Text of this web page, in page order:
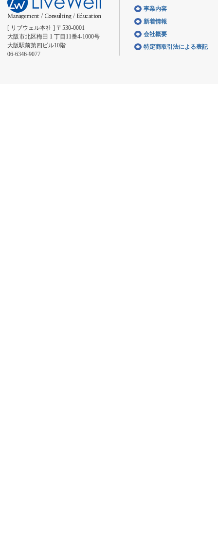
[ リブウェル本社 ] 〒530-0001
大阪市北区梅田 1 丁目11番4-1000号
大阪駅前第四ビル10階
06-6346-9077
事業内容
新着情報
会社概要
特定商取引法による表記